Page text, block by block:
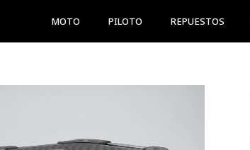
MOTO PILOTO REPUESTOS